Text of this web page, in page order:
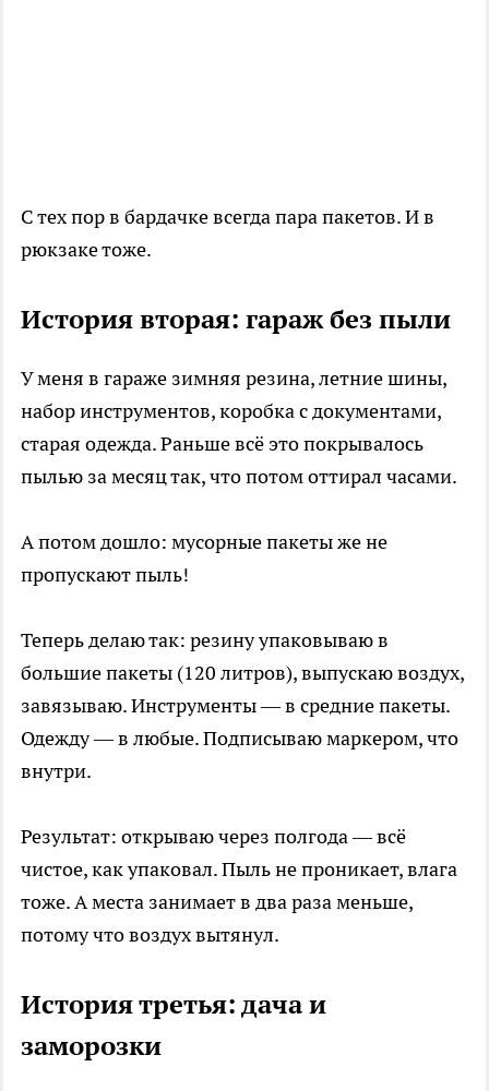
С тех пор в бардачке всегда пара пакетов. И в
рюкзаке тоже.
История вторая: гараж без пыли
У меня в гараже зимняя резина, летние шины,
набор инструментов, коробка с документами,
старая одежда. Раньше всё это покрывалось
пылью за месяц так, что потом оттирал часами.
А потом дошло: мусорные пакеты же не
пропускают пыль!
Теперь делаю так: резину упаковываю в
большие пакеты (120 литров), выпускаю воздух,
завязываю. Инструменты — в средние пакеты.
Одежду — в любые. Подписываю маркером, что
внутри.
Результат: открываю через полгода — всё
чистое, как упаковал. Пыль не проникает, влага
тоже. А места занимает в два раза меньше,
потому что воздух вытянул.
История третья: дача и
заморозки